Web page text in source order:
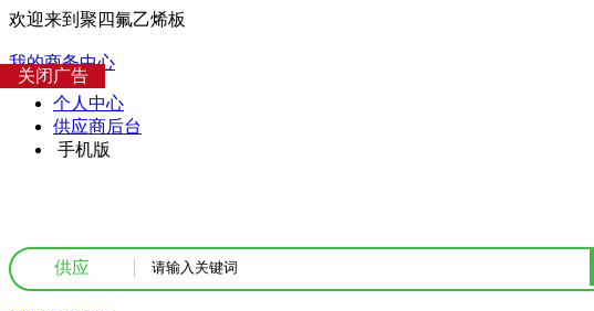
欢迎来到聚四氟乙烯板
我的商务中心
个人中心
供应商后台
手机版
供应
关闭广告